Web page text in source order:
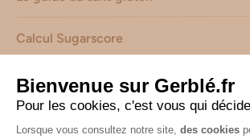
Calcul Sugarscore
Suivez-nous sur les réseaux !